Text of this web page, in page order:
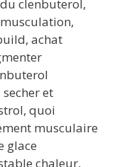
clenbuterol,
achat
et
quoi
musculaire
glace
chaleur,